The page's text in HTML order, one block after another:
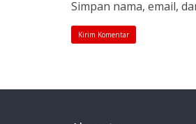
Simpan nama, email,